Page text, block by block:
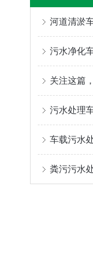
河道清淤
污水净化
车载污水
粪污污水